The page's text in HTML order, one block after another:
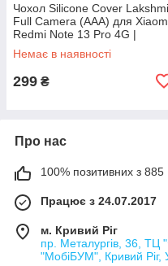
Чохол Silicone Cover Lakshmi
Full Camera (AAA) для
Redmi Note 13 Pro 4G |
Мікрофібра Бордовий / Plum
Немає в наявності
299 ₴
Про нас
100% позитивних з 885
Працює з 24.07.2017
м. Кривий Ріг
пр. Металургів, 36, ТЦ
"МобіБУМ", Кривий Ріг,